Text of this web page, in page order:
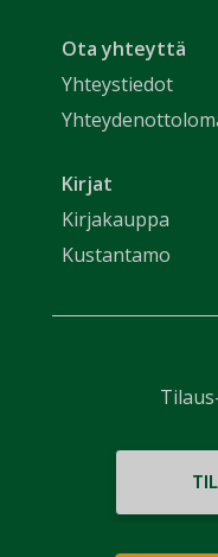
Ota yhteyttä
Yhteystiedot
Kirjat
Kirjakauppa
Kustantamo